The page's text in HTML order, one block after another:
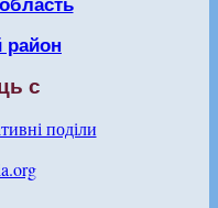
район
с
поділи